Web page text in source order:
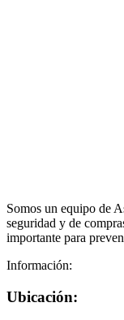
Somos un equipo de
seguridad y de
importante para
Información:
Ubicación: